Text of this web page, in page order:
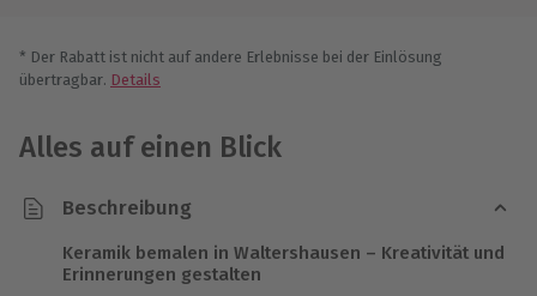
* Der Rabatt ist nicht auf andere Erlebnisse bei der Einlösung
übertragbar. Details
Alles auf einen Blick
Beschreibung
Keramik bemalen in Waltershausen – Kreativität und
Erinnerungen gestalten